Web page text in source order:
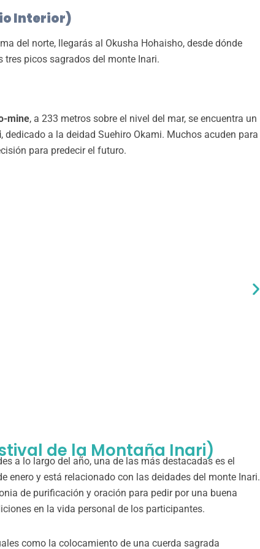
Interior)
del norte, llegarás al Okusha Hohaisho, desde dónde
picos sagrados del monte Inari.
mine, a 233 metros sobre el nivel del mar, se encuentra un
, dedicado a la deidad Suehiro Okami. Muchos acuden para
para predecir el futuro.
de la Montaña Inari)
a lo largo del año, una de las más destacadas es el
enero y está relacionado con las deidades del monte Inari.
de purificación y oración para pedir por una buena
en la vida personal de los participantes.
como la colocamiento de una cuerda sagrada